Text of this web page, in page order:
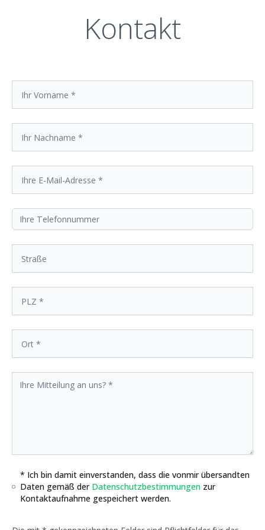
Kontakt
* Ich bin damit einverstanden, dass die vonmir übersandten
Daten gemäß der Datenschutzbestimmungen zur
Kontaktaufnahme gespeichert werden.